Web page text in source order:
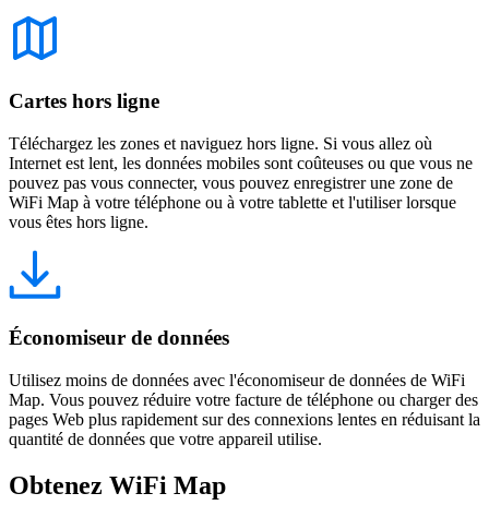
Cartes hors ligne
Téléchargez les zones et naviguez hors ligne. Si vous allez où
Internet est lent, les données mobiles sont coûteuses ou que vous ne
pouvez pas vous connecter, vous pouvez enregistrer une zone de
WiFi Map à votre téléphone ou à votre tablette et l'utiliser lorsque
vous êtes hors ligne.
Économiseur de données
Utilisez moins de données avec l'économiseur de données de WiFi
Map. Vous pouvez réduire votre facture de téléphone ou charger des
pages Web plus rapidement sur des connexions lentes en réduisant la
quantité de données que votre appareil utilise.
Obtenez WiFi Map